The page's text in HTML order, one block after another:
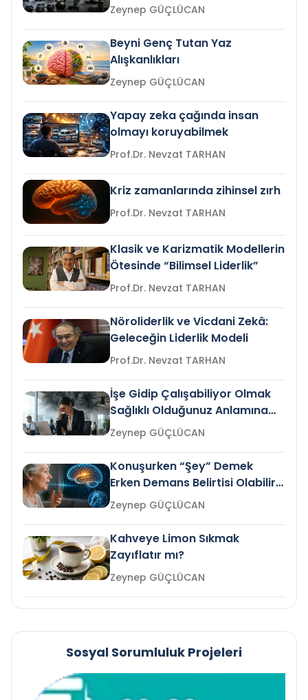
Zeynep GÜÇLÜCAN
Beyni Genç Tutan Yaz
Alışkanlıkları
Zeynep GÜÇLÜCAN
Yapay zeka çağında insan
olmayı koruyabilmek
Prof.Dr. Nevzat TARHAN
Kriz zamanlarında zihinsel zırh
Prof.Dr. Nevzat TARHAN
Klasik ve Karizmatik Modellerin
Ötesinde “Bilimsel Liderlik”
Prof.Dr. Nevzat TARHAN
Nöroliderlik ve Vicdani Zekâ:
Geleceğin Liderlik Modeli
Prof.Dr. Nevzat TARHAN
İşe Gidip Çalışabiliyor Olmak
Sağlıklı Olduğunuz Anlamına
Gelir mi?Zeynep GÜÇLÜCAN
Konuşurken “Şey” Demek
Erken Demans Belirtisi Olabilir
mi?
Zeynep GÜÇLÜCAN
Kahveye Limon Sıkmak
Zayıflatır mı?
Zeynep GÜÇLÜCAN
Sosyal Sorumluluk Projeleri